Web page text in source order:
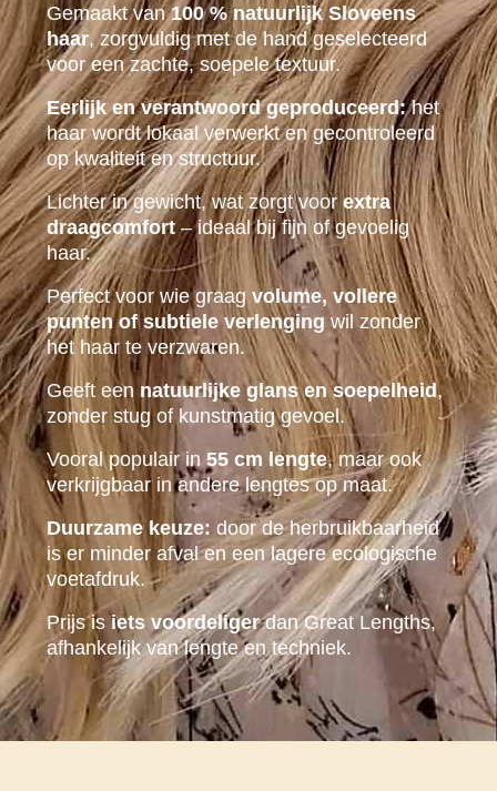
Gemaakt van100 % natuurlijk Sloveens
haar, zorgvuldig met de hand geselecteerd
voor een zachte, soepele textuur.
Eerlijk en verantwoord geproduceerd:het
haar wordt lokaal verwerkt en gecontroleerd
op kwaliteit en structuur.
Lichter in gewicht, wat zorgt voorextra
draagcomfort– ideaal bij fijn of gevoelig
haar.
Perfect voor wie graag volume, vollere
punten of subtiele verlenging wil zonder
het haar te verzwaren.
Geeft een natuurlijke glans en soepelheid,
zonder stug of kunstmatig gevoel.
Vooral populair in 55 cm lengte, maar ook
verkrijgbaar in andere lengtes op maat.
Duurzame keuze: door de herbruikbaarheid
is er minder afval en een lagere ecologische
voetafdruk.
Prijs isiets voordeligerdan Great Lengths,
afhankelijk van lengte en techniek.